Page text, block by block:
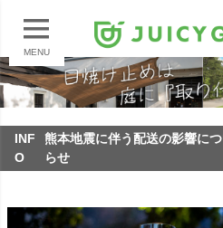
MENU
INF
O
熊本地震に伴う配送の影響に
らせ